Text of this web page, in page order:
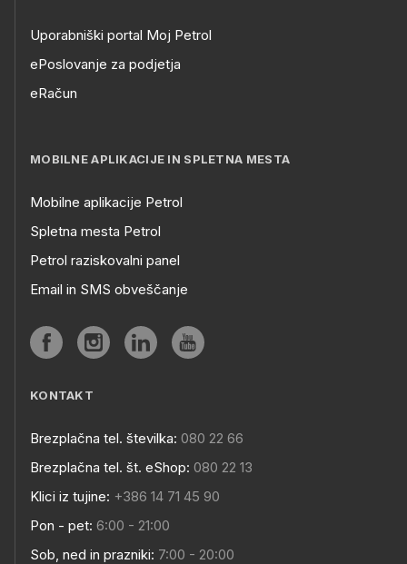
Uporabniški portal Moj Petrol
ePoslovanje za podjetja
eRačun
MOBILNE APLIKACIJE IN SPLETNA MESTA
Mobilne aplikacije Petrol
Spletna mesta Petrol
Petrol raziskovalni panel
Email in SMS obveščanje
KONTAKT
Brezplačna tel. številka: 080 22 66
Brezplačna tel. št. eShop: 080 22 13
Klici iz tujine: +386 14 71 45 90
Pon - pet: 6:00 - 21:00
Sob, ned in prazniki: 7:00 - 20:00